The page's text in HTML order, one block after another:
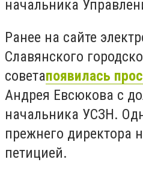
начальника
Ранее на сайте
Славянского
советапоявилась
Андрея Евсюкова с
начальника УСЗН.
прежнего директора
петицией.